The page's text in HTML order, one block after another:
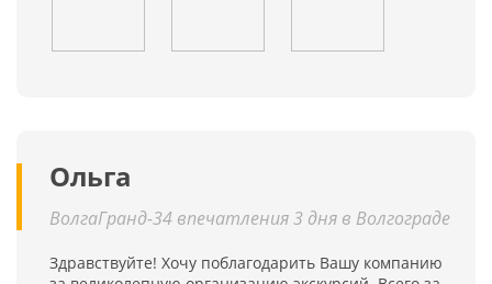
Ольга
ВолгаГранд-34 впечатления 3 дня в Волгограде
Здравствуйте! Хочу поблагодарить Вашу компанию